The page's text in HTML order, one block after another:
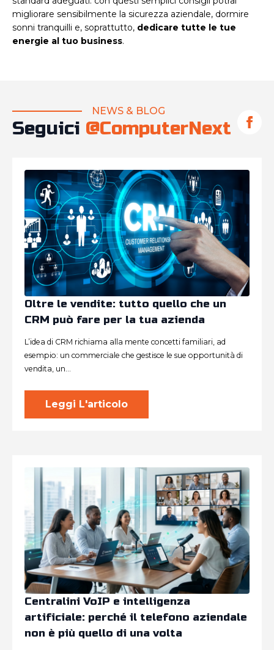
migliorare sensibilmente la sicurezza aziendale, dormire
sonni tranquilli e, soprattutto, dedicare tutte le tue
energie al tuo business.
NEWS & BLOG
Seguici @ComputerNext
Oltre le vendite: tutto quello che un
CRM può fare per la tua azienda
L’idea di CRM richiama alla mente concetti familiari, ad
esempio: un commerciale che gestisce le sue opportunità di
vendita, un…
Leggi L'articolo
Centralini VoIP e intelligenza
artificiale: perché il telefono aziendale
non è più quello di una volta